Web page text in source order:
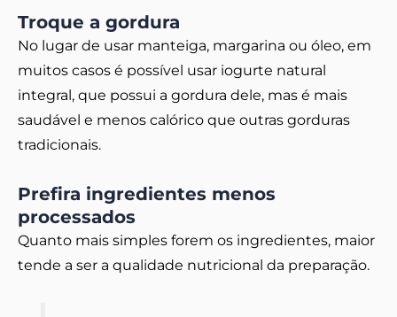
Troque a gordura
No lugar de usar manteiga, margarina ou óleo, em
muitos casos é possível usar iogurte natural
integral, que possui a gordura dele, mas é mais
saudável e menos calórico que outras gorduras
tradicionais.
Prefira ingredientes menos
processados
Quanto mais simples forem os ingredientes, maior
tende a ser a qualidade nutricional da preparação.